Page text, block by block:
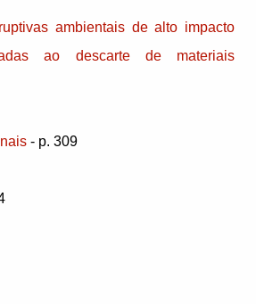
ambientais de alto impacto
ao descarte de materiais
- p. 309